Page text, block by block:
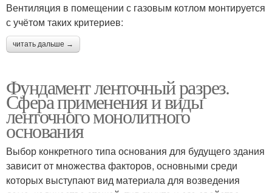
Вентиляция в помещении с газовым котлом монтируется
с учётом таких критериев:
читать дальше →
Фундамент ленточный разрез.
Сфера применения и виды
ленточного монолитного
основания
Выбор конкретного типа основания для будущего здания
зависит от множества факторов, основными среди
которых выступают вид материала для возведения